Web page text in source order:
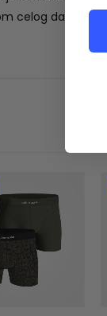
celog dana.